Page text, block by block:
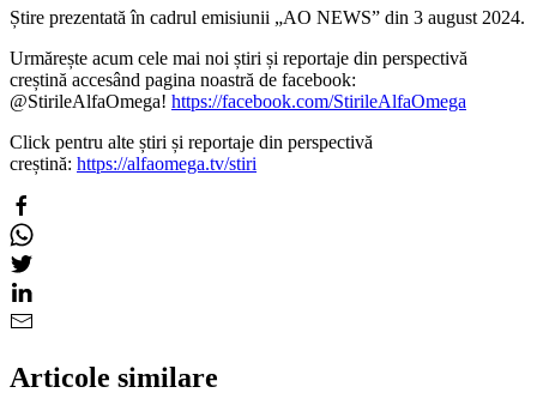
Știre prezentată în cadrul emisiunii „AO NEWS” din 3 august 2024.
Urmărește acum cele mai noi știri și reportaje din perspectivă
creștină accesând pagina noastră de facebook:
@StirileAlfaOmega! https://facebook.com/StirileAlfaOmega
Click pentru alte știri și reportaje din perspectivă
creștină: https://alfaomega.tv/stiri
Articole similare